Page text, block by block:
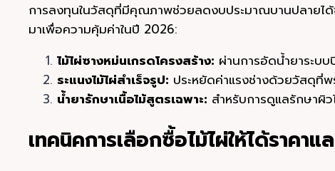
การลงทุนในวัสดุที่มีคุณภาพช่วยลดงบประมาณบานปลายได้
มาเพื่อความคุ้มค่าในปี 2026:
ไม้ไผ่ซางหม่นเกรดโครงสร้าง: ผ่านการอัดน้ำยาระบ
ระแนงไม้ไผ่สำเร็จรูป: ประหยัดค่าแรงช่างด้วยวัสดุที่
น้ำยารักษาเนื้อไม้สูตรเฉพาะ: สำหรับการดูแลรักษาผิ
เทคนิคการเลือกซื้อไม้ไผ่ให้ได้ราค